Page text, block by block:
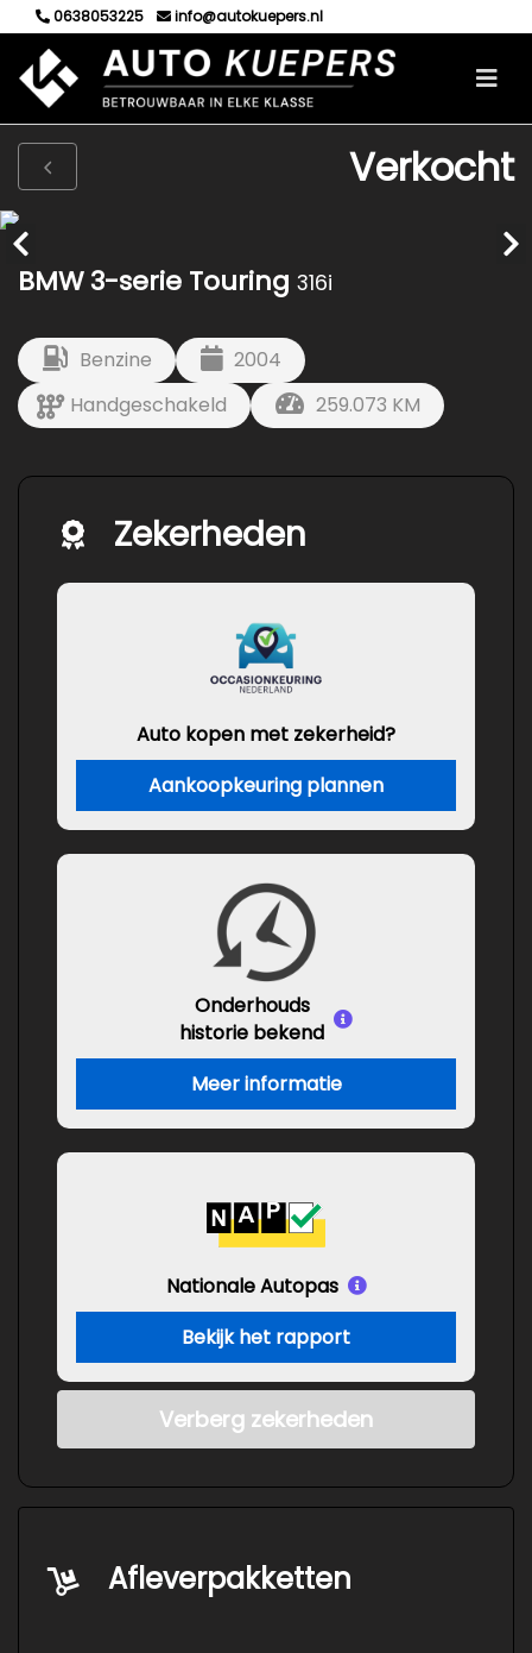
0638053225 info@autokuepers.nl
Verkocht
BMW 3-serie Touring 316i
Benzine
2004
Handgeschakeld
259.073 KM
Zekerheden
Auto kopen met zekerheid?
Aankoopkeuring plannen
Onderhouds
historie bekend
Meer informatie
Nationale Autopas
Bekijk het rapport
Verberg zekerheden
Afleverpakketten